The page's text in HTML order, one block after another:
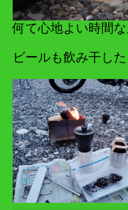
何て心地よい時間な
ビールも飲み干し